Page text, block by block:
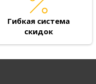
Гибкая система
скидок